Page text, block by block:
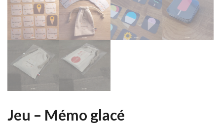
Jeu – Mémo glacé